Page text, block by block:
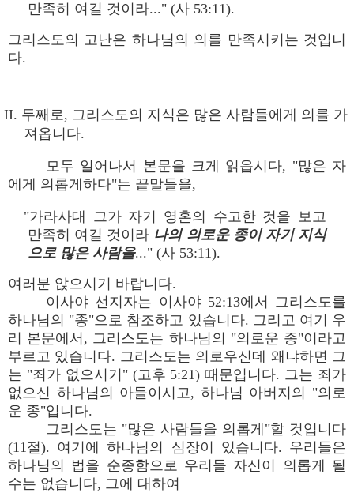
만족히 여길 것이라..." (사 53:11).
그리스도의 고난은 하나님의 의를 만족시키는 것입니
다.
II. 두째로, 그리스도의 지식은 많은 사람들에게 의를 가
져옵니다.
모두 일어나서 본문을 크게 읽읍시다, "많은 자
에게 의롭게하다"는 끝말들을,
"가라사대 그가 자기 영혼의 수고한 것을 보고
만족히 여길 것이라 나의 의로운 종이 자기 지식
으로 많은 사람을..." (사 53:11).
여러분 앉으시기 바랍니다.
이사야 선지자는 이사야 52:13에서 그리스도를
하나님의 "종"으로 참조하고 있습니다. 그리고 여기 우
리 본문에서, 그리스도는 하나님의 "의로운 종"이라고
부르고 있습니다. 그리스도는 의로우신데 왜냐하면 그
는 "죄가 없으시기" (고후 5:21) 때문입니다. 그는 죄가
없으신 하나님의 아들이시고, 하나님 아버지의 "의로
운 종"입니다.
그리스도는 "많은 사람들을 의롭게"할 것입니다
(11절). 여기에 하나님의 심장이 있습니다. 우리들은
하나님의 법을 순종함으로 우리들 자신이 의롭게 될
수는 없습니다, 그에 대하여